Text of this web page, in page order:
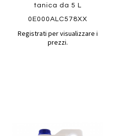
tanica da 5 L
0E000ALC578XX
Registrati per visualizzare i
prezzi.
Aggiungi